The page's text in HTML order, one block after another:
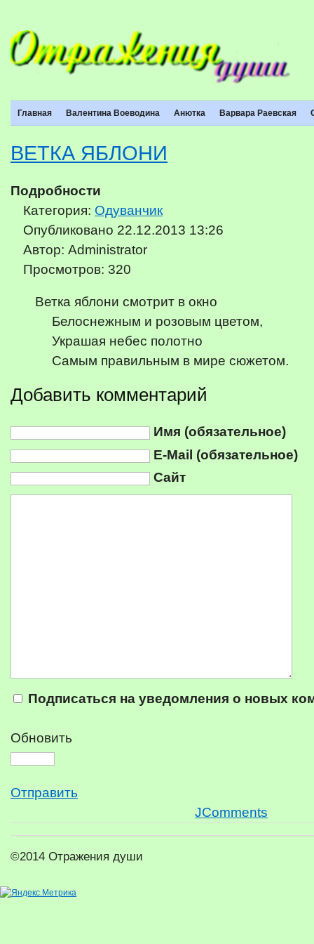
Главная Валентина Воеводина Анютка Варвара Раевская
ВЕТКА ЯБЛОНИ
Подробности
Категория: Одуванчик
Опубликовано 22.12.2013 13:26
Автор: Administrator
Просмотров: 320
Ветка яблони смотрит в окно
Белоснежным и розовым цветом,
Украшая небес полотно
Самым правильным в мире сюжетом.
Добавить комментарий
Имя (обязательное)
E-Mail (обязательное)
Сайт
Подписаться на уведомления о новых
Обновить
Отправить
JComments
©2014 Отражения души